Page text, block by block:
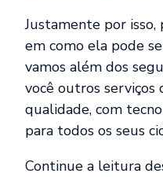
Justamente por isso,
em como ela pode
vamos além dos
você outros serviços
qualidade, com
para todos os seus
Continue a leitura